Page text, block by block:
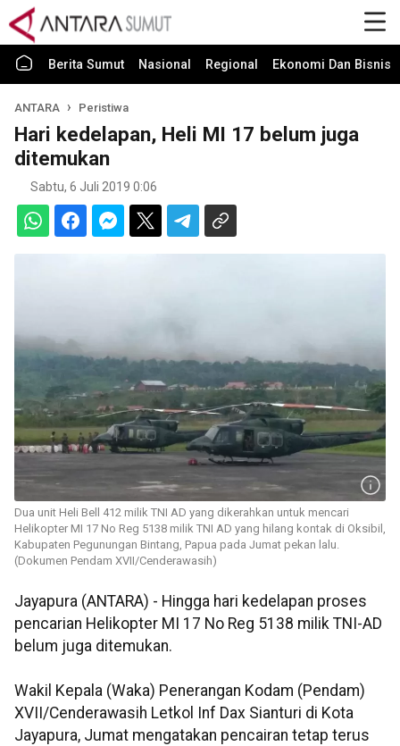
Berita Sumut Nasional Regional Ekonomi Dan Bisnis
ANTARA Peristiwa
Hari kedelapan, Heli MI 17 belum juga
ditemukan
Sabtu, 6 Juli 2019 0:06
Dua unit Heli Bell 412 milik TNI AD yang dikerahkan untuk mencari
Helikopter MI 17 No Reg 5138 milik TNI AD yang hilang kontak di Oksibil,
Kabupaten Pegunungan Bintang, Papua pada Jumat pekan lalu.
(Dokumen Pendam XVII/Cenderawasih)
Jayapura (ANTARA) - Hingga hari kedelapan proses
pencarian Helikopter MI 17 No Reg 5138 milik TNI-AD
belum juga ditemukan.
Wakil Kepala (Waka) Penerangan Kodam (Pendam)
XVII/Cenderawasih Letkol Inf Dax Sianturi di Kota
Jayapura, Jumat mengatakan pencairan tetap terus